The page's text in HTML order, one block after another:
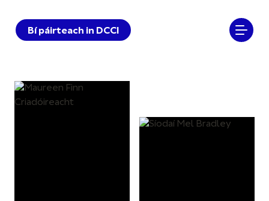
Bí páirteach in DCCI